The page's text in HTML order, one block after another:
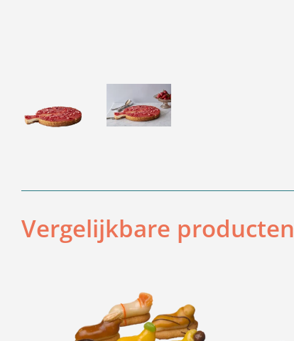
Vergelijkbare producten